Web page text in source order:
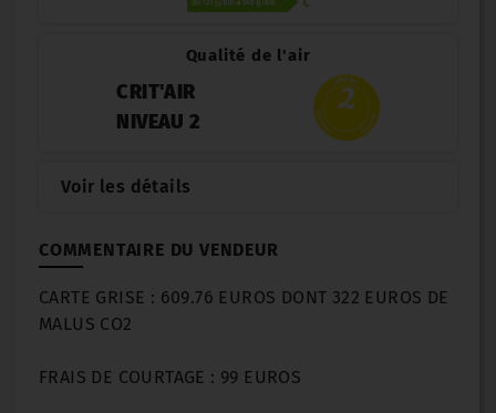
Qualité de l'air
CRIT'AIR
NIVEAU 2
Voir les détails
COMMENTAIRE DU VENDEUR
CARTE GRISE : 609.76 EUROS DONT 322 EUROS DE
MALUS CO2
FRAIS DE COURTAGE : 99 EUROS